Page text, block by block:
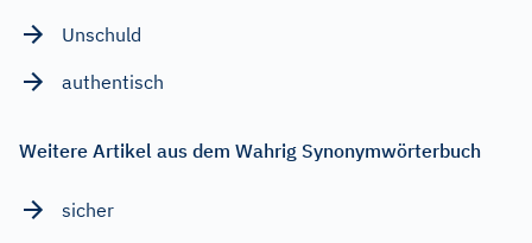
Unschuld
authentisch
Weitere Artikel aus dem Wahrig Synonymwörterbuch
sicher